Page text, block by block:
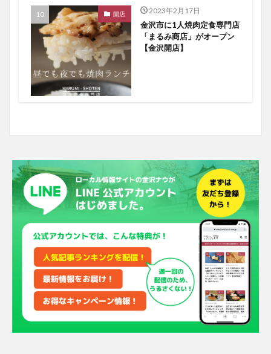
開店 2023年2月17日
金沢市に1人焼肉定食専門店
「まるみ商店」がオープン
【金沢開店】